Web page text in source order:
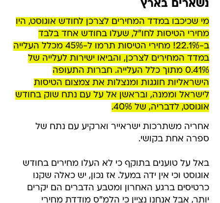
נשארים בארץ
מי שכיכבו במדד המחירים לצרכן לחודש אוגוסט, היו
מחירי הטיסות לחו"ל, שעלו בחודש אחד בלבד
ב-22.1%! מחירי הטיסות תרמו ל-45% מכלל העלייה
במדד המחירים לצרכן, והביאו ישירות לעלייה של
0.41% מתוך כלל העלייה. חברות התעופה
הישראליות חוגגות ומנצלות את צמצום הטיסות
לישראל וממנה, ובראשן אל על עם נתח שוק בחודש
אוגוסט, לדבריה, של 40%.
אחריה משתרכות ישראייר וארקיע עם נתח של
ספרה אחת בקושי.
באל על טוענים בתוקף כי לא העלו מחירים בחודש
אוגוסט וכי אין ידה במעל. אז נכון, יש כאלה שקנו
כרטיסים ברגע האחרון ומטבע הדברים הם יקרים
יותר, אבל אנחנו נציין כי הלמ"ס מודדת מחירי